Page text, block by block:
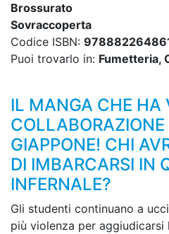
Brossurato
Sovraccoperta
Codice ISBN:
Puoi trovarlo in: Fumetteria,
IL MANGA CHE HA
GIAPPONE! CHI
DI IMBARCARSI IN
INFERNALE?
Gli studenti continuano a
più violenza per aggiudicarsi